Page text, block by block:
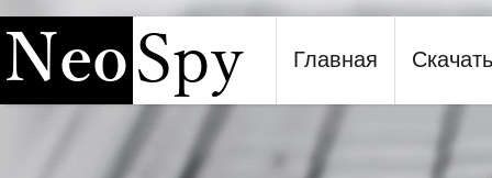
Программа шпион NeoSpy
Главная Скачать